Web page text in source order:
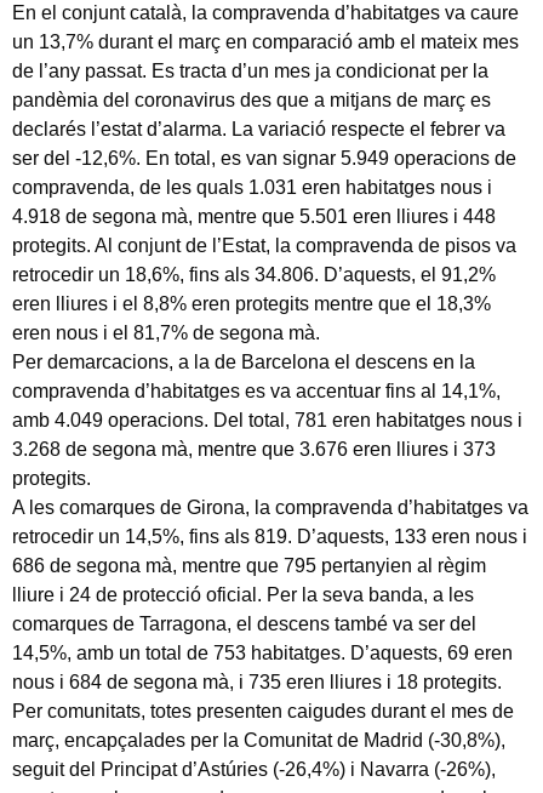
En el conjunt català, la compravenda d’habitatges va caure
un 13,7% durant el març en comparació amb el mateix mes
de l’any passat. Es tracta d’un mes ja condicionat per la
pandèmia del coronavirus des que a mitjans de març es
declarés l’estat d’alarma. La variació respecte el febrer va
ser del -12,6%. En total, es van signar 5.949 operacions de
compravenda, de les quals 1.031 eren habitatges nous i
4.918 de segona mà, mentre que 5.501 eren lliures i 448
protegits. Al conjunt de l’Estat, la compravenda de pisos va
retrocedir un 18,6%, fins als 34.806. D’aquests, el 91,2%
eren lliures i el 8,8% eren protegits mentre que el 18,3%
eren nous i el 81,7% de segona mà.
Per demarcacions, a la de Barcelona el descens en la
compravenda d’habitatges es va accentuar fins al 14,1%,
amb 4.049 operacions. Del total, 781 eren habitatges nous i
3.268 de segona mà, mentre que 3.676 eren lliures i 373
protegits.
A les comarques de Girona, la compravenda d’habitatges va
retrocedir un 14,5%, fins als 819. D’aquests, 133 eren nous i
686 de segona mà, mentre que 795 pertanyien al règim
lliure i 24 de protecció oficial. Per la seva banda, a les
comarques de Tarragona, el descens també va ser del
14,5%, amb un total de 753 habitatges. D’aquests, 69 eren
nous i 684 de segona mà, i 735 eren lliures i 18 protegits.
Per comunitats, totes presenten caigudes durant el mes de
març, encapçalades per la Comunitat de Madrid (-30,8%),
seguit del Principat d’Astúries (-26,4%) i Navarra (-26%),